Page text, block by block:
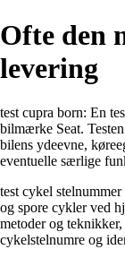
Ofte den
levering
test cupra born: En
bilmærke Seat.
bilens ydeevne,
eventuelle særlige
test cykel
og spore cykler ved
metoder og
cykelstelnumre og